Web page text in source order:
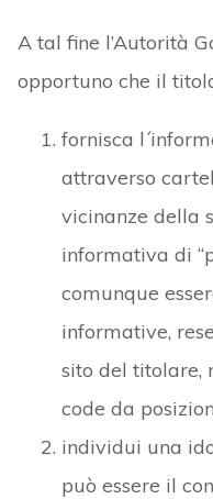
A tal fine l’Autorità
opportuno che il
fornisca
attraverso
vicinanze della
informativa di
comunque
informative,
sito del titolare,
code da
individui una
può essere il